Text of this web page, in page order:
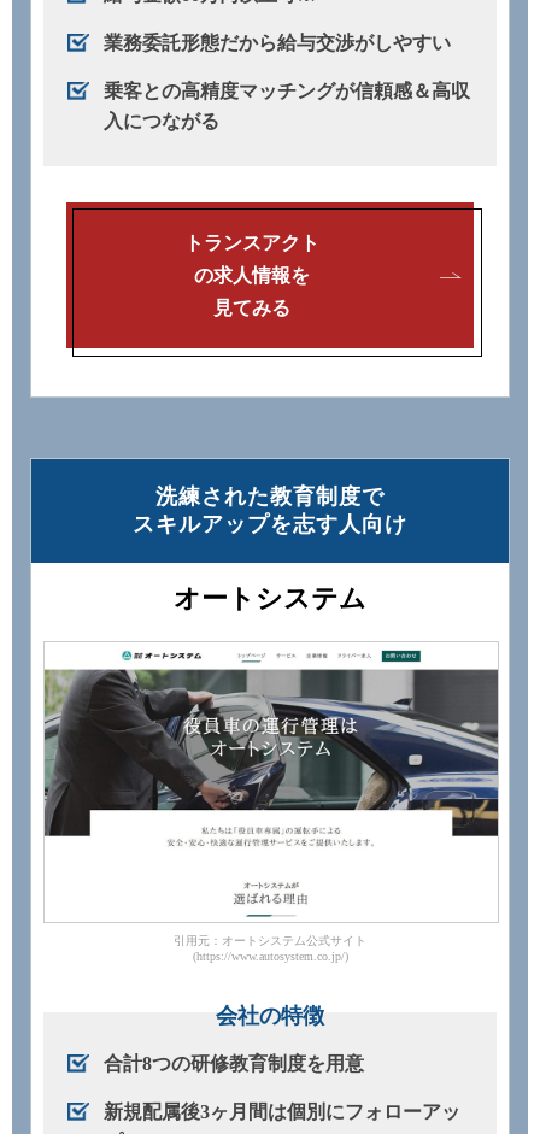
業務委託形態だから給与交渉がしやすい
乗客との高精度マッチングが信頼感＆高収
入につながる
トランスアクト
の求人情報を
見てみる
洗練された教育制度で
スキルアップを志す⼈向け
オートシステム
引用元：オートシステム公式サイト
(https://www.autosystem.co.jp/)
会社の特徴
合計8つの研修教育制度を用意
新規配属後3ヶ月間は個別にフォローアッ